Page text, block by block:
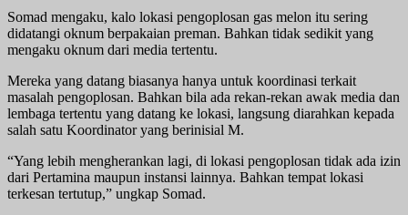
Somad mengaku, kalo lokasi pengoplosan gas melon itu sering
didatangi oknum berpakaian preman. Bahkan tidak sedikit yang
mengaku oknum dari media tertentu.
Mereka yang datang biasanya hanya untuk koordinasi terkait
masalah pengoplosan. Bahkan bila ada rekan-rekan awak media dan
lembaga tertentu yang datang ke lokasi, langsung diarahkan kepada
salah satu Koordinator yang berinisial M.
“Yang lebih mengherankan lagi, di lokasi pengoplosan tidak ada izin
dari Pertamina maupun instansi lainnya. Bahkan tempat lokasi
terkesan tertutup,” ungkap Somad.